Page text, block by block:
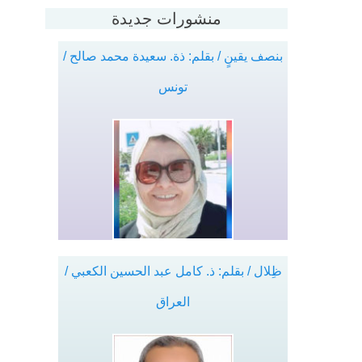
منشورات جديدة
بنصف يقينٍ / بقلم: ذة. سعيدة محمد صالح /
تونس
ظِلال / بقلم: ذ. كامل عبد الحسين الكعبي /
العراق